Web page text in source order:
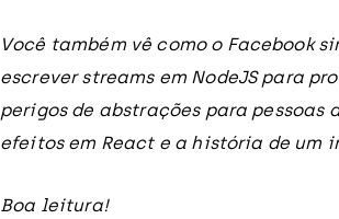
Você também vê como o Facebook
escrever streams em NodeJS para
perigos de abstrações para pessoas
efeitos em React e a história de um
Boa leitura!